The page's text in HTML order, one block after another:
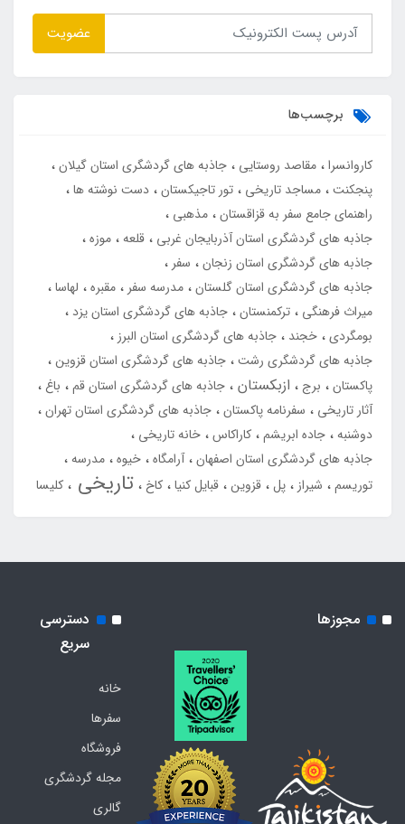
عضویت
برچسب‌ها
کاروانسرا مقاصد روستایی
جاذبه های گردشگری استان گیلان
پنجکنت مساجد تاریخی تور تاجیکستان دست نوشته ها
راهنمای جامع سفر به قزاقستان مذهبی
جاذبه های گردشگری استان آذربایجان غربی
قلعه موزه
جاذبه های گردشگری استان زنجان
سفر
جاذبه های گردشگری استان گلستان مدرسه سفر مقبره
لهاسا
میراث فرهنگی
ترکمنستان جاذبه های گردشگری استان یزد
بومگردی خجند
جاذبه های گردشگری استان البرز
جاذبه های گردشگری رشت جاذبه های گردشگری استان قزوین
پاکستان
برج ازبکستان جاذبه های گردشگری استان قم
باغ
آثار تاریخی
سفرنامه پاکستان جاذبه های گردشگری استان تهران
دوشنبه جاده ابریشم کاراکاس خانه تاریخی
جاذبه های گردشگری استان اصفهان آرامگاه خیوه مدرسه
توریسم
شیراز پل قزوین قبایل کنیا کاخ تاریخی کلیسا
مجوزها
دسترسی
سریع
خانه
سفرها
فروشگاه
مجله گردشگری
گالری